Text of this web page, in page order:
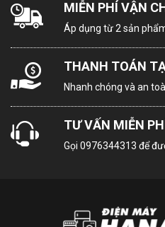
Mô tả sản
Tất cả trong 1
Đóng gói mọi phần của bữa
trong một thiết kế nhỏ gọn.
Kết nối
MIỄN PHÍ VẬN
Áp dụng từ 2 sản
THANH TOÁN
Nhanh chóng và an
TƯ VẤN MIỄN
Gọi 0976344313 để